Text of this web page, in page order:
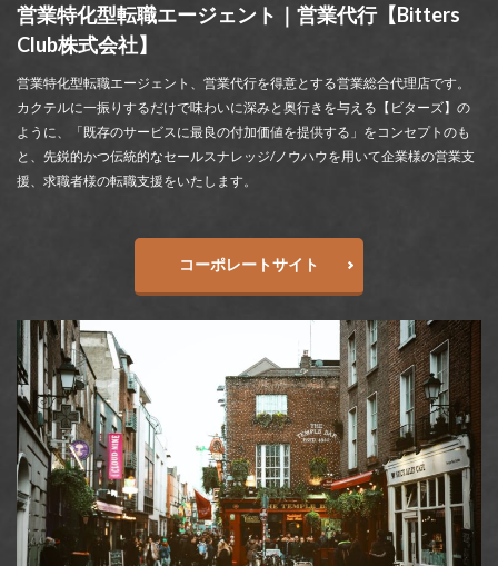
営業特化型転職エージェント｜営業代行【Bitters
Club株式会社】
営業特化型転職エージェント、営業代行を得意とする営業総合代理店です。
カクテルに一振りするだけで味わいに深みと奥行きを与える【ビターズ】の
ように、「既存のサービスに最良の付加価値を提供する」をコンセプトのも
と、先鋭的かつ伝統的なセールスナレッジ/ノウハウを用いて企業様の営業支
援、求職者様の転職支援をいたします。
コーポレートサイト